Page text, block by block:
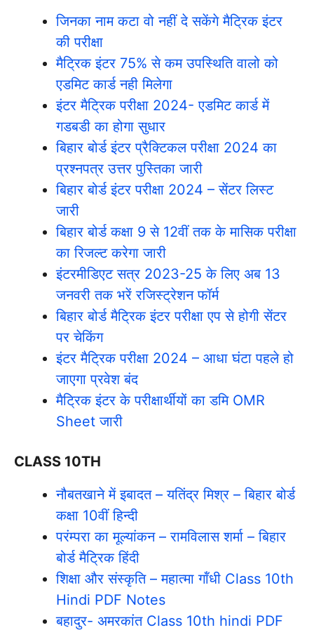
जिनका नाम कटा वो नहीं दे सकेंगे मैट्रिक इंटर
की परीक्षा
मैट्रिक इंटर 75% से कम उपस्थिति वालो को
एडमिट कार्ड नही मिलेगा
इंटर मैट्रिक परीक्षा 2024- एडमिट कार्ड में
गडबडी का होगा सुधार
बिहार बोर्ड इंटर प्रैक्टिकल परीक्षा 2024 का
प्रश्नपत्र उत्तर पुस्तिका जारी
बिहार बोर्ड इंटर परीक्षा 2024 – सेंटर लिस्ट
जारी
बिहार बोर्ड कक्षा 9 से 12वीं तक के मासिक परीक्षा
का रिजल्ट करेगा जारी
इंटरमीडिएट सत्र 2023-25 के लिए अब 13
जनवरी तक भरें रजिस्ट्रेशन फॉर्म
बिहार बोर्ड मैट्रिक इंटर परीक्षा एप से होगी सेंटर
पर चेकिंग
इंटर मैट्रिक परीक्षा 2024 – आधा घंटा पहले हो
जाएगा प्रवेश बंद
मैट्रिक इंटर के परीक्षार्थीयों का डमि OMR
Sheet जारी
CLASS 10TH
नौबतखाने में इबादत – यतिंद्र मिश्र – बिहार बोर्ड
कक्षा 10वीं हिन्दी
परंम्परा का मूल्यांकन – रामविलास शर्मा – बिहार
बोर्ड मैट्रिक हिंदी
शिक्षा और संस्कृति – महात्मा गॉंधी Class 10th
Hindi PDF Notes
बहादुर- अमरकांत Class 10th hindi PDF